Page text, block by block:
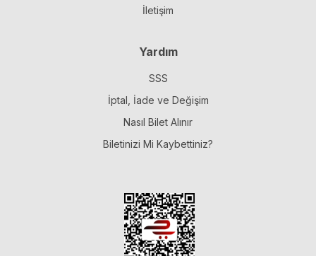
İletişim
Yardım
SSS
İptal, İade ve Değişim
Nasıl Bilet Alınır
Biletinizi Mi Kaybettiniz?